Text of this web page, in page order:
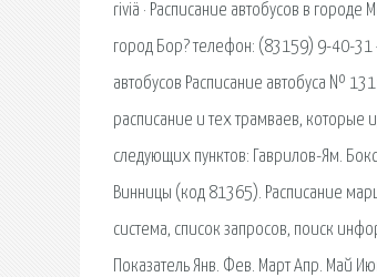
riviä · Расписание автобусов в
город Бор? телефон: (83159) 9-40-31
автобусов Расписание автобуса №
расписание и тех трамваев, которые
следующих пунктов: Гаврилов-Ям.
Винницы (код 81365). Расписание
сиcтема, список запросов, поиск
Показатель Янв. Фев. Март Апр. Май